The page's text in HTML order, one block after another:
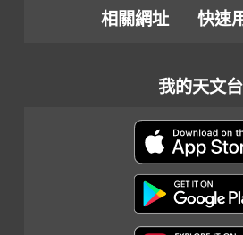
相關網址
快速
我的天文台